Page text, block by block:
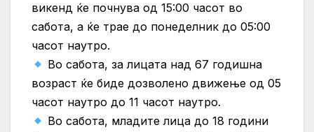
викенд ќе почнува од 15:00 часот во
сабота, а ќе трае до понеделник до 05:00
часот наутро.
Во сабота, за лицата над 67 годишна
возраст ќе биде дозволено движење од 05
часот наутро до 11 часот наутро.
Во сабота, младите лица до 18 години